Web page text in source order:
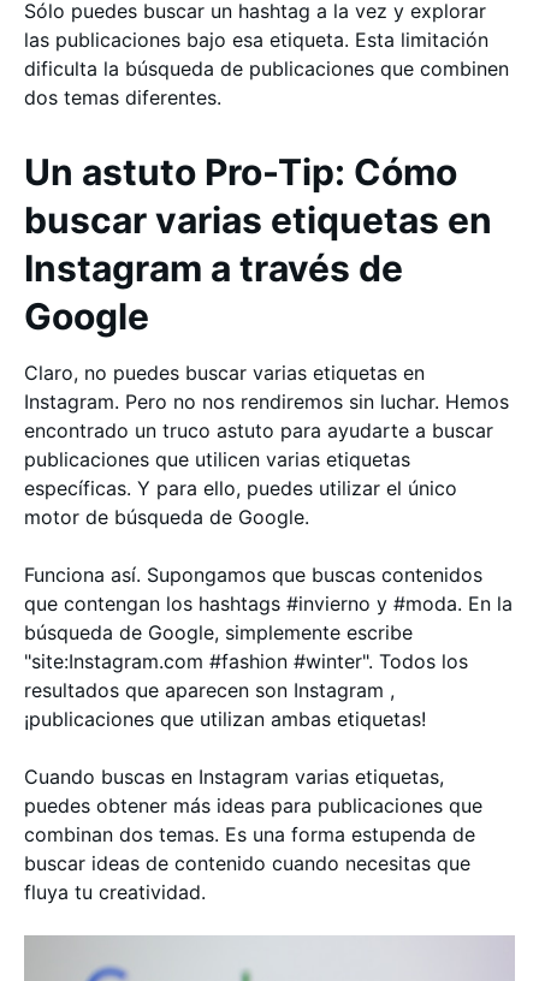
Sólo puedes buscar un hashtag a la vez y explorar
las publicaciones bajo esa etiqueta. Esta limitación
dificulta la búsqueda de publicaciones que combinen
dos temas diferentes.
Un astuto Pro-Tip: Cómo
buscar varias etiquetas en
Instagram a través de
Google
Claro, no puedes buscar varias etiquetas en
Instagram. Pero no nos rendiremos sin luchar. Hemos
encontrado un truco astuto para ayudarte a buscar
publicaciones que utilicen varias etiquetas
específicas. Y para ello, puedes utilizar el único
motor de búsqueda de Google.
Funciona así. Supongamos que buscas contenidos
que contengan los hashtags #invierno y #moda. En la
búsqueda de Google, simplemente escribe
"site:Instagram.com #fashion #winter". Todos los
resultados que aparecen son Instagram ,
¡publicaciones que utilizan ambas etiquetas!
Cuando buscas en Instagram varias etiquetas,
puedes obtener más ideas para publicaciones que
combinan dos temas. Es una forma estupenda de
buscar ideas de contenido cuando necesitas que
fluya tu creatividad.